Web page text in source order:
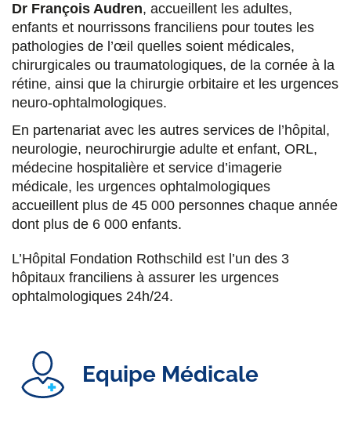
r
s
u
r
F
a
c
e
o
o
r
s
u
r
T
w
i
t
e
r
r
s
u
r
L
i
n
k
d
i
r
p
a
E
m
a
i
Dr François Audren, accueillent les adultes,
enfants et nourrissons franciliens pour toutes les
pathologies de l’œil quelles soient médicales,
chirurgicales ou traumatologiques, de la cornée à la
rétine, ainsi que la chirurgie orbitaire et les urgences
neuro-ophtalmologiques.
En partenariat avec les autres services de l’hôpital,
neurologie, neurochirurgie adulte et enfant, ORL,
médecine hospitalière et service d’imagerie
médicale, les urgences ophtalmologiques
accueillent plus de 45 000 personnes chaque année
dont plus de 6 000 enfants.
L’Hôpital Fondation Rothschild est l’un des 3
hôpitaux franciliens à assurer les urgences
ophtalmologiques 24h/24.
Equipe Médicale